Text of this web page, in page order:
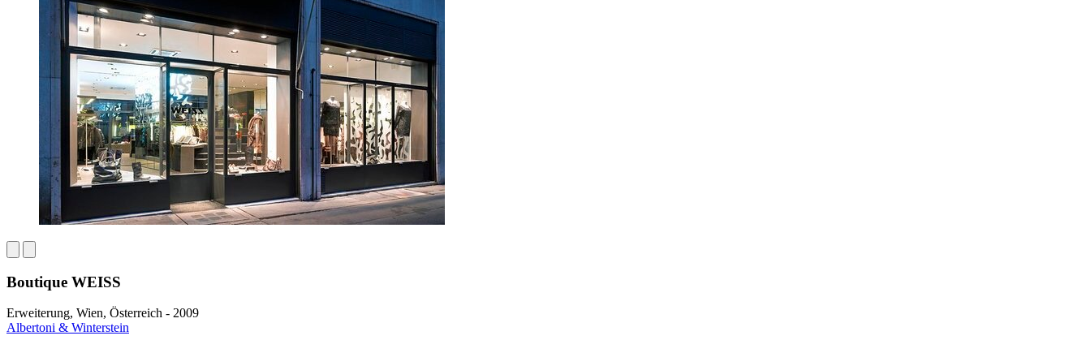
Boutique WEISS
Erweiterung, Wien, Österreich - 2009
Albertoni & Winterstein